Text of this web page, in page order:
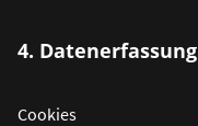
4.
Cookies